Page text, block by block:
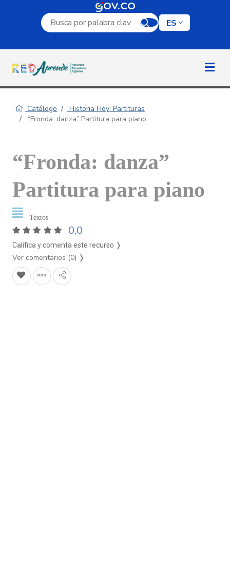
Campo de búsqueda por palabra clave
ES
Catálogo
Historia Hoy: Partituras
“Fronda: danza” Partitura para piano
“Fronda: danza”
Partitura para piano
Textos
0,0
Califica y comenta este recurso ❭
Ver comentarios (0) ❭